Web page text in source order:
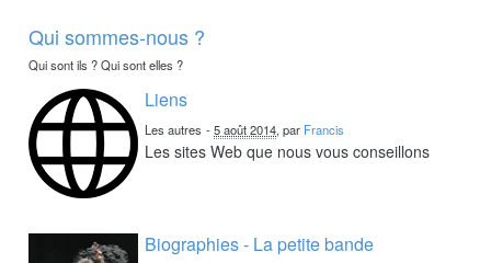
Qui sommes-nous ?
Qui sont ils ? Qui sont elles ?
Liens
Les autres -5 août 2014, par Francis
Les sites Web que nous vous conseillons
Biographies - La petite bande